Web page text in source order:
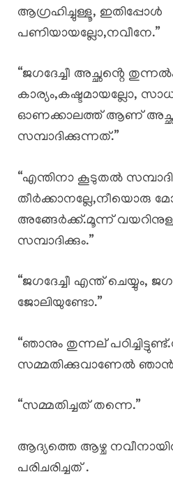
ആഗ്രഹിച്ചുള്ളൂ, ഇതിപ്പോൾ
പണിയായല്ലോ,നവീനേ.”
“ജഗദേച്ചീ അച്ഛൻ്റെ
കാര്യം,കഷ്ടമായല്ലോ,
ഓണക്കാലത്ത് ആണ്
സമ്പാദിക്കുന്നത്.”
“എന്തിനാ കൂടുതൽ
തീർക്കാനല്ലേ,നീയൊരു
അങ്ങേർക്ക്.മൂന്ന്
സമ്പാദിക്കും.”
“ജഗദേച്ചീ എന്ത് ചെയ്യും,
ജോലിയുണ്ടോ.”
“ഞാനും തുന്നല്
സമ്മതിക്കുവാണേൽ ഞാൻ
“സമ്മതിച്ചത് തന്നെ.”
ആദ്യത്തെ ആഴ്ച
പരിചരിച്ചത് .